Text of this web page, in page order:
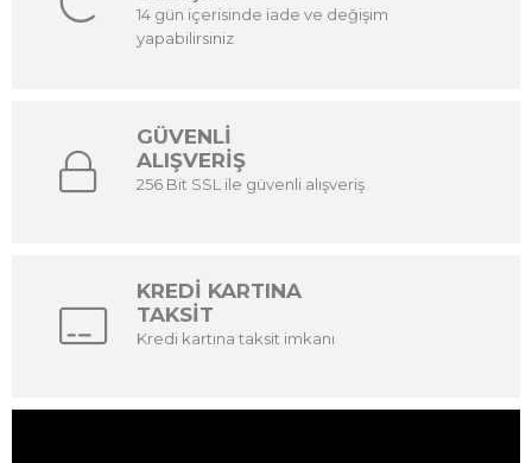
14 gün içerisinde iade ve değişim
yapabilirsiniz
GÜVENLİ
ALIŞVERİŞ
256 Bit SSL ile güvenli alışveriş
KREDİ KARTINA
TAKSİT
Kredi kartına taksit imkanı